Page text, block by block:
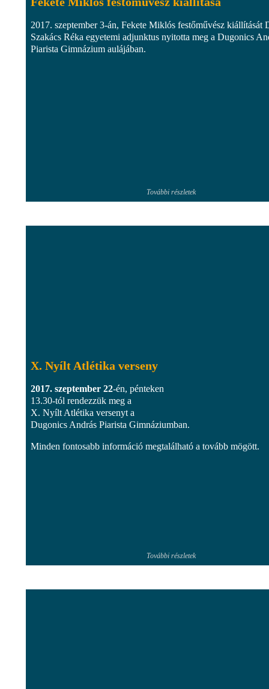
2017. szeptember 3-án, Fekete Miklós festőművész kiállítását
Szakács Réka egyetemi adjunktus nyitotta meg a Dugonics
Piarista Gimnázium aulájában.
További részletek
X. Nyílt Atlétika verseny
2017. szeptember 22-én, pénteken
13.30-tól rendezzük meg a
X. Nyílt Atlétika versenyt a
Dugonics András Piarista Gimnáziumban.
Minden fontosabb információ megtalálható a tovább mögött.
További részletek